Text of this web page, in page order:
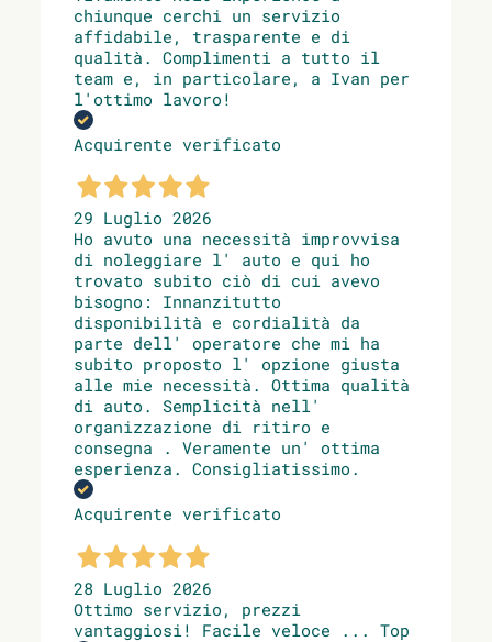
chiunque cerchi un servizio
affidabile, trasparente e di
qualità. Complimenti a tutto il
team e, in particolare, a Ivan per
l'ottimo lavoro!
Acquirente verificato
29 Luglio 2026
Ho avuto una necessità improvvisa
di noleggiare l' auto e qui ho
trovato subito ciò di cui avevo
bisogno: Innanzitutto
disponibilità e cordialità da
parte dell' operatore che mi ha
subito proposto l' opzione giusta
alle mie necessità. Ottima qualità
di auto. Semplicità nell'
organizzazione di ritiro e
consegna . Veramente un' ottima
esperienza. Consigliatissimo.
Acquirente verificato
28 Luglio 2026
Ottimo servizio, prezzi
vantaggiosi! Facile veloce ... Top